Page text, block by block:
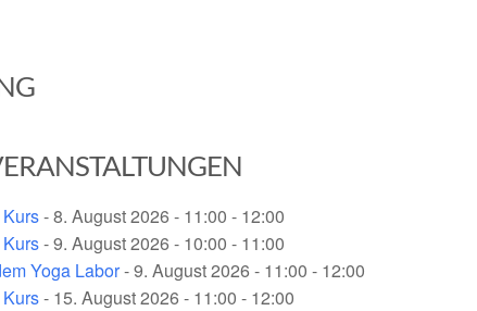
- 8. August 2026 - 11:00 - 12:00
- 9. August 2026 - 10:00 - 11:00
Yoga Labor- 9. August 2026 - 11:00 - 12:00
- 15. August 2026 - 11:00 - 12:00